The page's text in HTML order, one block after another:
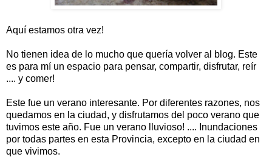
Aquí estamos otra vez!
No tienen idea de lo mucho que quería volver al blog. Este
es para mí un espacio para pensar, compartir, disfrutar, reír
.... y comer!
Este fue un verano interesante. Por diferentes razones, nos
quedamos en la ciudad, y disfrutamos del poco verano que
tuvimos este año. Fue un verano lluvioso! .... Inundaciones
por todas partes en esta Provincia, excepto en la ciudad en
que vivimos.